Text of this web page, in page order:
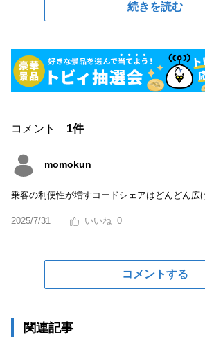
続きを読む
コメント 1件
momokun
乗客の利便性が増すコードシェアはどんどん広
2025/7/31 0
コメントする
関連記事